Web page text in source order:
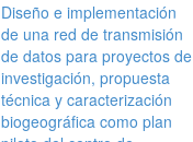
Diseño e implementación
de una red de transmisión
de datos para proyectos de
investigación, propuesta
técnica y caracterización
biogeográfica como plan